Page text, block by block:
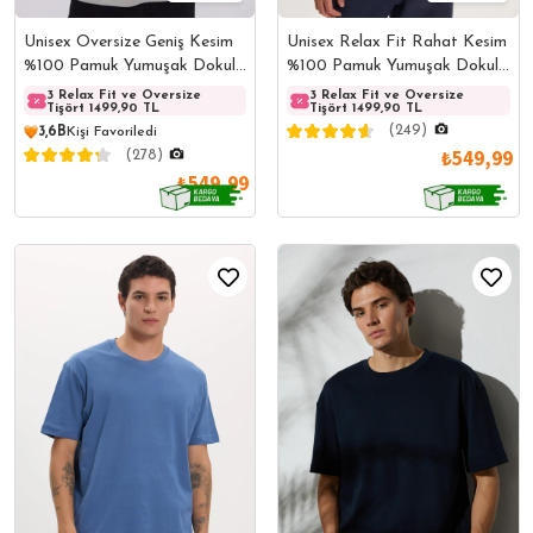
Unisex Oversize Geniş Kesim
%100 Pamuk Yumuşak Dokulu
Basic Bisiklet Yaka Gri Tişört
3 Relax Fit ve Oversize
Tişört 1499,90 TL
3 Relax Fit ve Oversize
Tişört 1499,90 TL
3,6B Kişi Favoriledi
(278)
₺549,99
Unisex Relax Fit Rahat Kesim
%100 Pamuk Yumuşak Dokulu
Hafif Kalın Basic Bisiklet
Yaka Siyah Tişört
3 Relax Fit ve Oversize
Tişört 1499,90 TL
(249)
₺549,99